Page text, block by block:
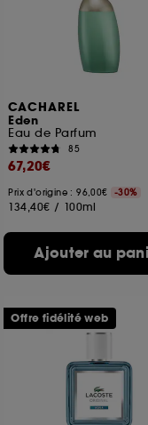
CACHAREL
Eden
Eau de Parfum
85
67,20€
Prix d'origine : 96,00€ -30%
134,40€ / 100ml
Ajouter au
Offre fidélité web
ou en magasin.
sur "continuer
moment choisir
souhaitez obtenir
utilisés, cliquez